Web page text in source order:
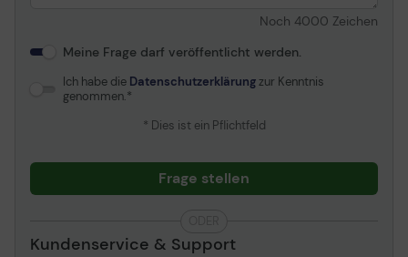
Noch 4000 Zeichen
Meine Frage darf veröffentlicht werden.
Ich habe die Datenschutzerklärungzur Kenntnis
genommen.
* Dies ist ein Pflichtfeld
Frage stellen
Kundenservice & Support